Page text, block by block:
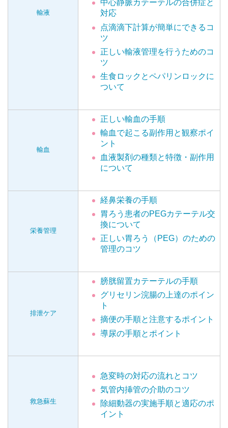
輸液
中心静脈カテーテルの合併症と
対応
点滴滴下計算が簡単にできるコ
ツ
正しい輸液管理を行うためのコ
ツ
生食ロックとペパリンロックに
ついて
輸血
正しい輸血の手順
輸血で起こる副作用と観察ポイ
ント
血液製剤の種類と特徴・副作用
について
栄養管理
経鼻栄養の手順
胃ろう患者のPEGカテーテル交
換について
正しい胃ろう（PEG）のための
管理のコツ
排泄ケア
膀胱留置カテーテルの手順
グリセリン浣腸の上達のポイン
ト
摘便の手順と注意するポイント
導尿の手順とポイント
救急蘇生
急変時の対応の流れとコツ
気管内挿管の介助のコツ
除細動器の実施手順と適応のポ
イント